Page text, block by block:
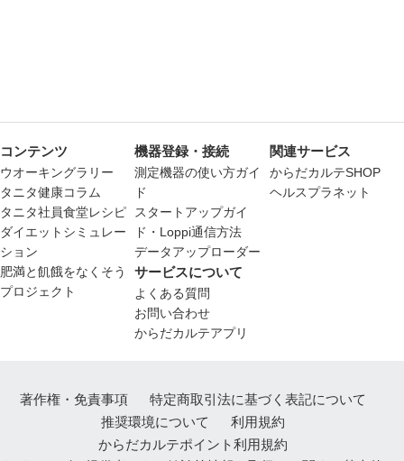
コンテンツ
ウオーキングラリー
タニタ健康コラム
タニタ社員食堂レシピ
ダイエットシミュレー
ション
肥満と飢餓をなくそう
プロジェクト
機器登録・接続
測定機器の使い方ガイ
ド
スタートアップガイ
ド・Loppi通信方法
データアップローダー
サービスについて
よくある質問
お問い合わせ
からだカルテアプリ
関連サービス
からだカルテSHOP
ヘルスプラネット
著作権・免責事項
特定商取引法に基づく表記について
推奨環境について
利用規約
からだカルテポイント利用規約